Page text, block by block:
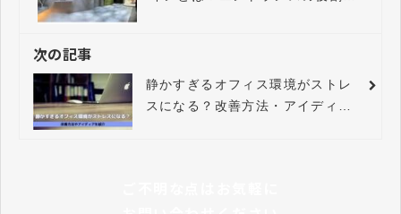
次の記事
静かすぎるオフィス環境がストレ
スになる？改善方法・アイディア